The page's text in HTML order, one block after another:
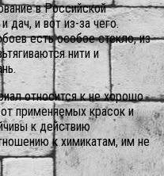
в Российской
дач, и вот из-за чего.
есть особое стекло, из
нити и
относится к не хорошо
применяемых красок и
к действию
к химикатам, им не